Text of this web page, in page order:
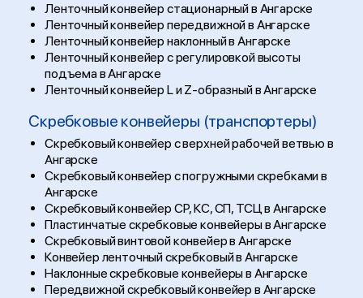
Ленточный конвейер стационарный в Ангарске
Ленточный конвейер передвижной в Ангарске
Ленточный конвейер наклонный в Ангарске
Ленточный конвейер с регулировкой высоты
подъема в Ангарске
Ленточный конвейер L и Z-образный в Ангарске
Скребковые конвейеры (транспортеры)
Скребковый конвейер с верхней рабочей ветвью в
Ангарске
Скребковый конвейер с погружными скребками в
Ангарске
Скребковый конвейер СР, КС, СП, ТСЦ в Ангарске
Пластинчатые скребковые конвейеры в Ангарске
Скребковый винтовой конвейер в Ангарске
Конвейер ленточный скребковый в Ангарске
Наклонные скребковые конвейеры в Ангарске
Передвижной скребковый конвейер в Ангарске